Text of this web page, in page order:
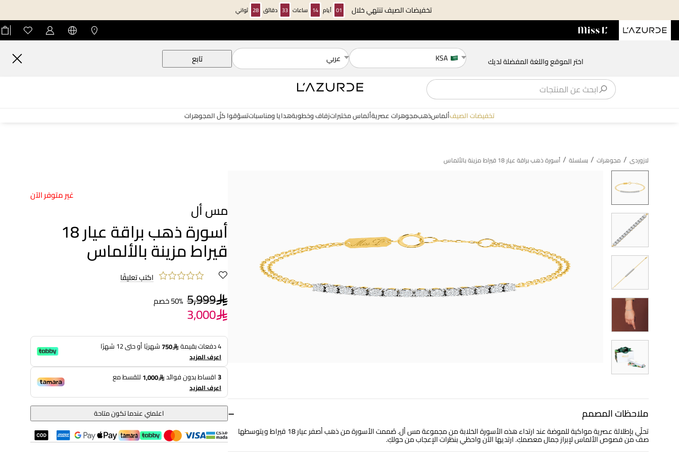
تخفيضات الصيف تنتهي خلال 01 أيام 14 ساعات 33 دقائق 28 ثواني
اختر الموقع واللغة المفضلة لديك KSA عربي تابع
تخفيضات الصيفألماسذهبمجوهرات عصريةألماس مختبراتزفاف وخطوبةهدايا ومناسباتتسوّقوا كلّ المجوهرات
لازوردى / مجوهرات / بسلسلة / أسورة ذهب براقة عيار 18 قيراط مزينة بالألماس
ملاحظات المصمم −
تحلّي بإطلالة عصرية مواكبة للموضة عند ارتداء هذه الأسورة الخلابة من مجموعة مس أل. صُممت الأسورة من ذهب أصفر عيار 18 قيراط ويتوسطها
صف من فصوص الألماس لإبراز جمال معصمكِ. ارتديها الآن واحظي بنظرات الإعجاب من حولكِ.
غير متوفر الآن
مس أل
أسورة ذهب براقة عيار 18
قيراط مزينة بالألماس
اكتب تعليقًا
5,999 50% خصم
3,000
4 دفعات بقيمة 750شهريًا أو حتى 12 شهرًا
اعرف المزيد
3اقساط بدون فوائد 1,000 للقسط مع
اعرف المزيد
اعلمني عندما تكون متاحة